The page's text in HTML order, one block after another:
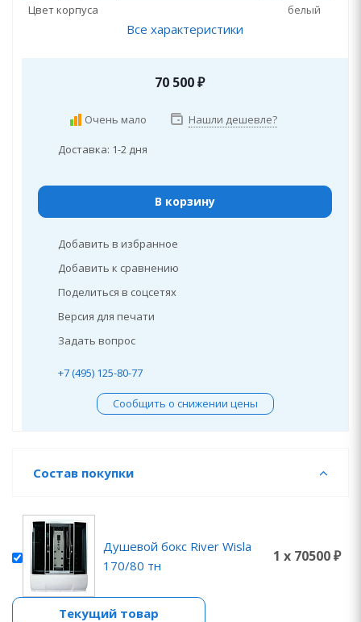
Цвет корпуса
белый
Все характеристики
70 500₽
Очень мало Нашли дешевле?
Доставка: 1-2 дня
В корзину
Добавить в избранное
Добавить к сравнению
Поделиться в соцсетях
Версия для печати
Задать вопрос
+7 (495) 125-80-77
Сообщить о снижении цены
Состав покупки
Душевой бокс River Wisla
170/80 тн
1 x 70500 ₽
Текущий товар